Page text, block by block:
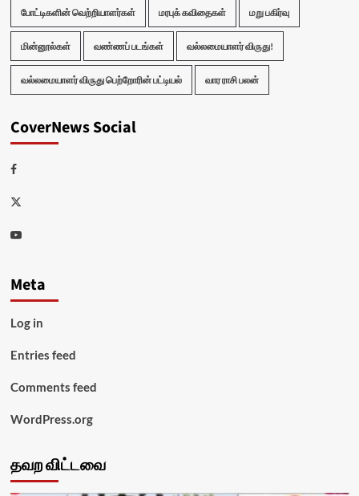
போட்டிகளின் வெற்றியாளர்கள் மரபுக் கவிதைகள் மறு பகிர்வு
மின்னூல்கள் வண்ணப் படங்கள் வல்லமையாளர் விருது!
வல்லமையாளர் விருது பெற்றோரின் பட்டியல் வார ராசி பலன்
CoverNews Social
Facebook
Twitter
Youtube
Meta
Log in
Entries feed
Comments feed
WordPress.org
தவற விட்டவை